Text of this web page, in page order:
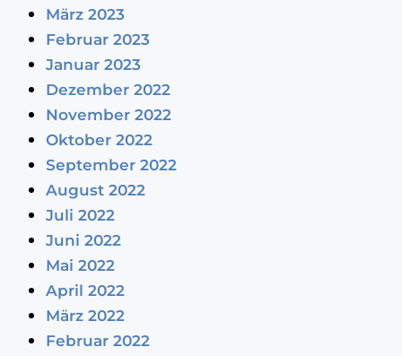
März 2023
Februar 2023
Januar 2023
Dezember 2022
November 2022
Oktober 2022
September 2022
August 2022
Juli 2022
Juni 2022
Mai 2022
April 2022
März 2022
Februar 2022